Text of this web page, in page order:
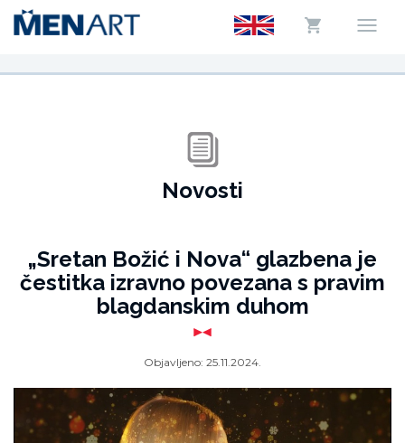
Novosti
„Sretan Božić i Nova“ glazbena je
čestitka izravno povezana s pravim
blagdanskim duhom
Objavljeno: 25.11.2024.